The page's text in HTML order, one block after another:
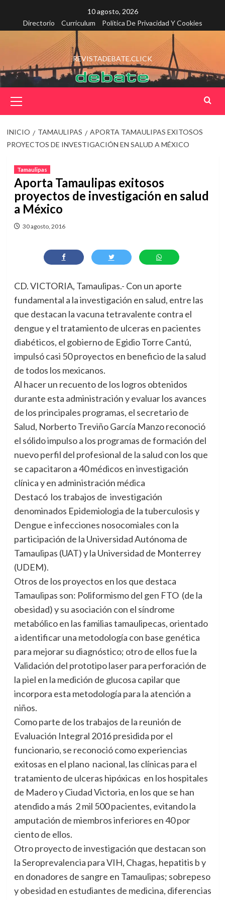
contenido
10 agosto, 2026
Directorio
Curriculum Política De Privacidad Y Cookies
REVISTADEBATE.CLICK
principal
INICIO TAMAULIPAS
APORTA TAMAULIPAS EXITOSOS
PROYECTOS DE INVESTIGACIÓN EN SALUD A MÉXICO
Tamaulipas
Aporta Tamaulipas exitosos
proyectos de investigación en salud
a México
30 agosto, 2016
CD. VICTORIA, Tamaulipas.- Con un aporte
fundamental a la investigación en salud, entre las
que destacan la vacuna tetravalente contra el
dengue y el tratamiento de ulceras en pacientes
diabéticos, el gobierno de Egidio Torre Cantú,
impulsó casi 50 proyectos en beneficio de la salud
de todos los mexicanos.
Al hacer un recuento de los logros obtenidos
durante esta administración y evaluar los avances
de los principales programas, el secretario de
Salud, Norberto Treviño García Manzo reconoció
el sólido impulso a los programas de formación del
nuevo perfil del profesional de la salud con los que
se capacitaron a 40 médicos en investigación
clínica y en administración médica
Destacó los trabajos de investigación
denominados Epidemiologia de la tuberculosis y
Dengue e infecciones nosocomiales con la
participación de la Universidad Autónoma de
Tamaulipas (UAT) y la Universidad de Monterrey
(UDEM).
Otros de los proyectos en los que destaca
Tamaulipas son: Poliformismo del gen FTO (de la
obesidad) y su asociación con el síndrome
metabólico en las familias tamaulipecas, orientado
a identificar una metodología con base genética
para mejorar su diagnóstico; otro de ellos fue la
Validación del prototipo laser para perforación de
la piel en la medición de glucosa capilar que
incorpora esta metodología para la atención a
niños.
Como parte de los trabajos de la reunión de
Evaluación Integral 2016 presidida por el
funcionario, se reconoció como experiencias
exitosas en el plano nacional, las clínicas para el
tratamiento de ulceras hipóxicas en los hospitales
de Madero y Ciudad Victoria, en los que se han
atendido a más 2 mil 500 pacientes, evitando la
amputación de miembros inferiores en 40 por
ciento de ellos.
Otro proyecto de investigación que destacan son
la Seroprevalencia para VIH, Chagas, hepatitis b y
en donadores de sangre en Tamaulipas; sobrepeso
y obesidad en estudiantes de medicina, diferencias